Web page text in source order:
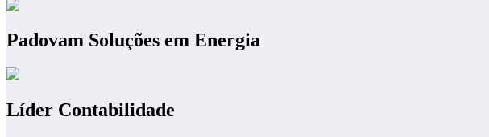
Padovam Soluções em Energia
Líder Contabilidade